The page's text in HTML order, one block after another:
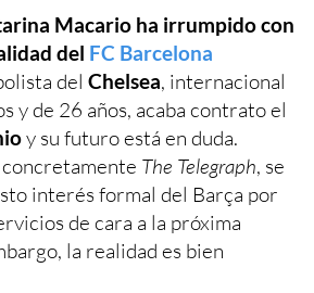
Macario ha irrumpido con
del FC Barcelona
del Chelsea, internacional
y de 26 años, acaba contrato el
y su futuro está en duda.
The Telegraph, se
interés formal del Barça por
de cara a la próxima
la realidad es bien